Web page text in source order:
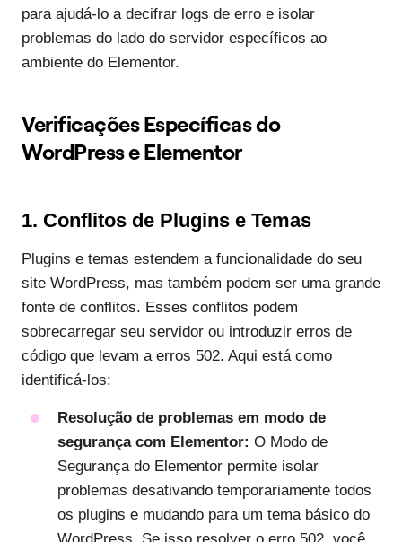
para ajudá-lo a decifrar logs de erro e isolar
problemas do lado do servidor específicos ao
ambiente do Elementor.
Verificações Específicas do
WordPress e Elementor
1. Conflitos de Plugins e Temas
Plugins e temas estendem a funcionalidade do seu
site WordPress, mas também podem ser uma grande
fonte de conflitos. Esses conflitos podem
sobrecarregar seu servidor ou introduzir erros de
código que levam a erros 502. Aqui está como
identificá-los:
Resolução de problemas em modo de
segurança com Elementor: O Modo de
Segurança do Elementor permite isolar
problemas desativando temporariamente todos
os plugins e mudando para um tema básico do
WordPress. Se isso resolver o erro 502, você